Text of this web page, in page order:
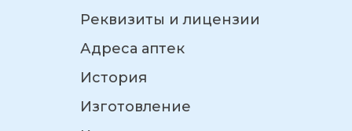
Реквизиты и лицензии
Адреса аптек
История
Изготовление